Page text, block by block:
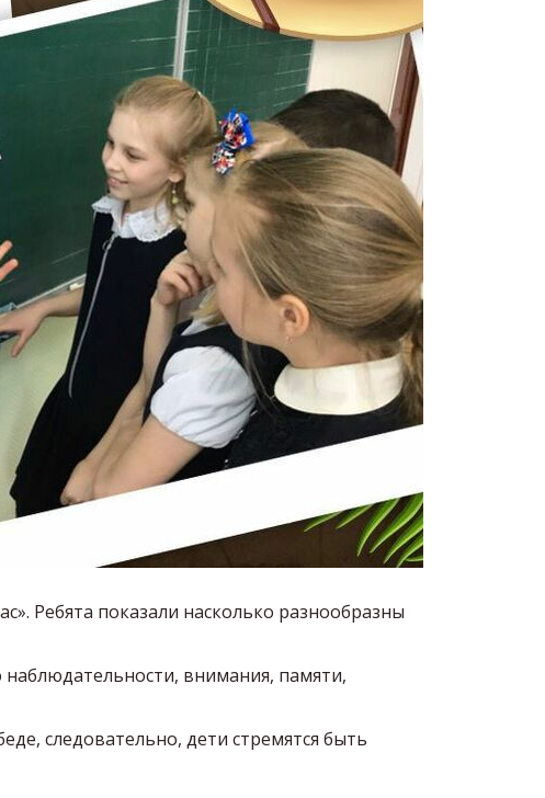
Ребята показали насколько разнообразны
внимания, памяти,
следовательно, дети стремятся быть